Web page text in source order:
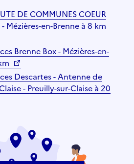
DE COMMUNES COEUR
- Mézières-en-Brenne à 8 km
Brenne Box - Mézières-en-
Descartes - Antenne de
- Preuilly-sur-Claise à 20